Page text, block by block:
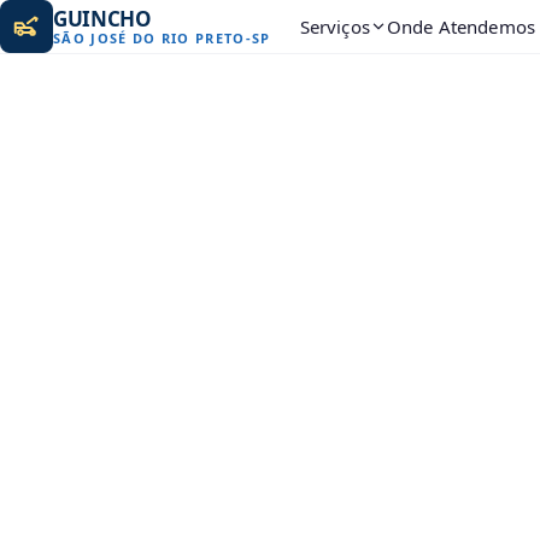
GUINCHO
SÃO JOSÉ DO RIO PRETO -SP Serviços Onde Atendemos